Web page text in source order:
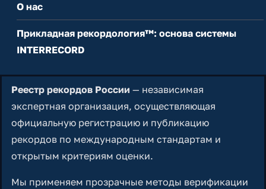
О нас
Прикладная рекордология™: основа системы
INTERRECORD
Реестр рекордов России — независимая
экспертная организация, осуществляющая
официальную регистрацию и публикацию
рекордов по международным стандартам и
открытым критериям оценки.
Мы применяем прозрачные методы верификации